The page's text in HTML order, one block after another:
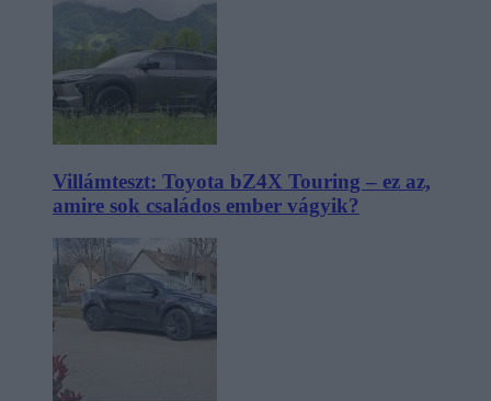
Villámteszt: Toyota bZ4X Touring – ez az,
amire sok családos ember vágyik?